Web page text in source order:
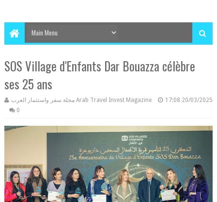
SOS Village d'Enfants Dar Bouazza célèbre
ses 25 ans
مجلة سفر واستثمار العرب Arab Travel Invest Magazine 17:08 20/03/2025
0